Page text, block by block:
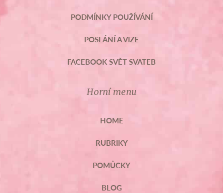
PODMÍNKY POUŽÍVÁNÍ
POSLÁNÍ A VIZE
FACEBOOK SVĚT SVATEB
Horní menu
HOME
RUBRIKY
POMŮCKY
BLOG